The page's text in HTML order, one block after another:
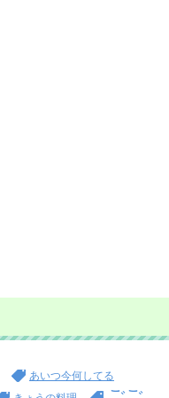
あいつ今何してる